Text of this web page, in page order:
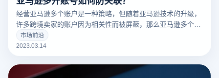
经营亚马逊多个账户是一种策略，但随着亚马逊技术的升级，
许多跨境卖家的账户因为相关性而被屏蔽，那么亚马逊多个账
户和多个商店的卖家如何防止相关性呢？有什么好的防关联方
法？
市场前沿
2023.03.14